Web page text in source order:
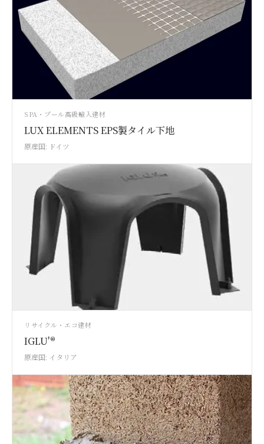
SPA・プール高級輸入建材
LUX ELEMENTS EPS製タイル下地
原産国: ドイツ
リサイクル・エコ建材
IGLU'®
原産国: イタリア